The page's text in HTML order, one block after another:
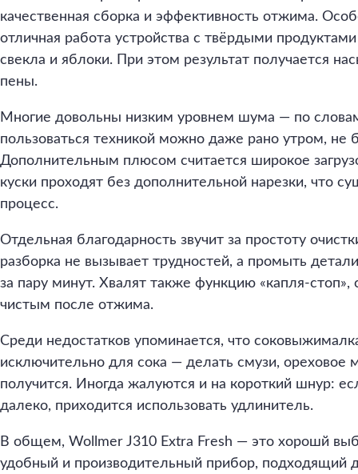
качественная сборка и эффективность отжима.
отличная работа устройства с твёрдыми
свекла и яблоки. При этом результат получается
пены.
Многие довольны низким уровнем шума — по
пользоваться техникой можно даже рано утром, не
Дополнительным плюсом считается широкое
куски проходят без дополнительной нарезки, что
процесс.
Отдельная благодарность звучит за простоту
разборка не вызывает трудностей, а промыть
за пару минут. Хвалят также функцию «капля-стоп»,
чистым после отжима.
Среди недостатков упоминается, что
исключительно для сока — делать смузи, ореховое
получится. Иногда жалуются и на короткий шнур:
далеко, приходится использовать удлинитель.
В общем, Wollmer J310 Extra Fresh — это хорошй
удобный и производительный прибор, подходящий